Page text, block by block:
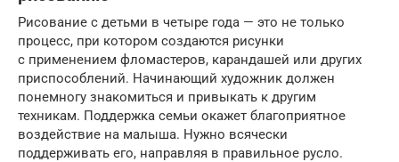
Рисование с детьми в четыре года — это не только
процесс, при котором создаются рисунки
с применением фломастеров, карандашей или других
приспособлений. Начинающий художник должен
понемногу знакомиться и привыкать к другим
техникам. Поддержка семьи окажет благоприятное
воздействие на малыша. Нужно всячески
поддерживать его, направляя в правильное русло.